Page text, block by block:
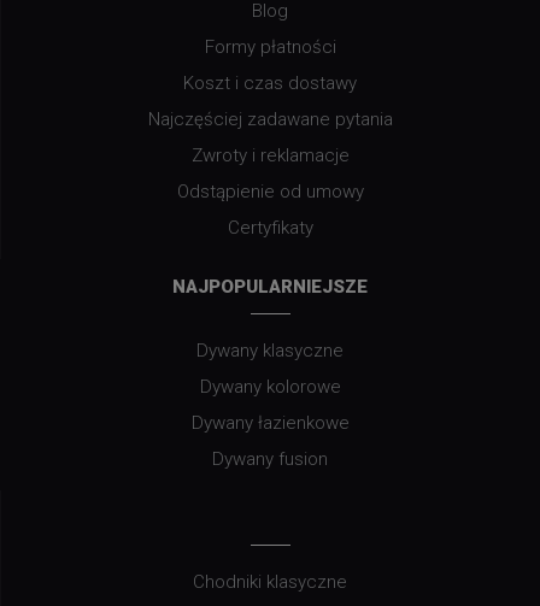
Blog
Formy płatności
Koszt i czas dostawy
Najczęściej zadawane pytania
Zwroty i reklamacje
Odstąpienie od umowy
Certyfikaty
NAJPOPULARNIEJSZE
Dywany klasyczne
Dywany kolorowe
Dywany łazienkowe
Dywany fusion
Chodniki klasyczne